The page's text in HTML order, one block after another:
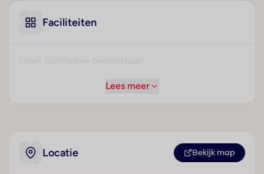
Faciliteiten
Lees meer
Locatie Bekijk map